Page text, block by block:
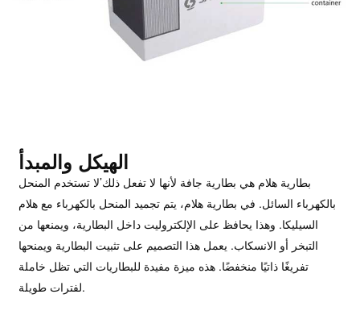
الهيكل والمبدأ
بطارية هلام هي بطارية جافة لأنها لا تفعل ذلك’لا تستخدم المنحل
بالكهرباء السائل. في بطارية هلام، يتم تجميد المنحل بالكهرباء مع هلام
السيليكا. وهذا يحافظ على الإلكتروليت داخل البطارية، ويمنعها من
التبخر أو الانسكاب. يعمل هذا التصميم على تثبيت البطارية ويمنحها
تفريغًا ذاتيًا منخفضًا. هذه ميزة مفيدة للبطاريات التي تظل خاملة
لفترات طويلة.